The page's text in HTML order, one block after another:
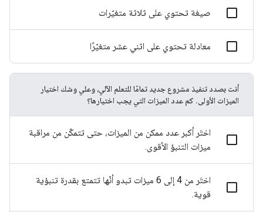
صيغة تحتوي على ثلاثة متغيّرات
معادلة تحتوي على اثني عشر متغيّرًا
أنت بصدد تنفيذ مشروع جديد تمامًا للتعلم الآلي، وعلي وشك اختيار
الميزات الأولى. كم عدد الميزات التي يجب اختيارها؟
اختَر أكبر عدد ممكن من الميزات، حتى تتمكّن من مراقبة
ميزات التنبؤ الأقوى.
اختَر من 4 إلى 6 ميزات تبدو أنّها تتمتع بقدرة تنبؤية
قوية.